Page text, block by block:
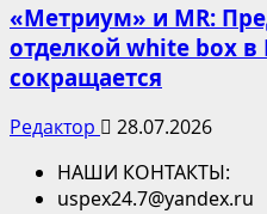
«Метриум» и MR:
отделкой white box
сокращается
Редактор
28.07.2026
НАШИ КОНТАКТЫ:
uspex24.7@yandex.ru